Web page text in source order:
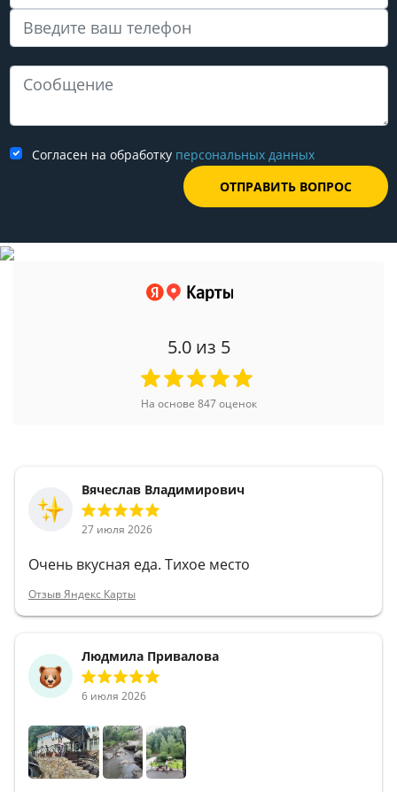
Согласен на обработку персональных данных
5.0из 5
На основе 847оценок
Вячеслав Владимирович
27 июля 2026
Очень вкусная еда. Тихое место
Отзыв Яндекс Карты
Людмила Привалова
6 июля 2026